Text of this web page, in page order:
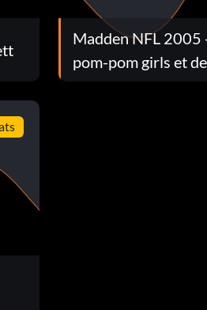
et les rendrez disponibles pour
at the team select screen.
250-281
in Mini-Camp mode, with the
Madden NFL 2005
pom-pom girls et